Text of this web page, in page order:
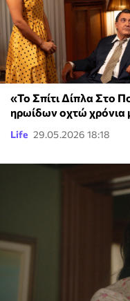
«Το Σπίτι Δίπλα Στο
ηρωίδων οχτώ χρόνια
Life 29.05.2026 18:18